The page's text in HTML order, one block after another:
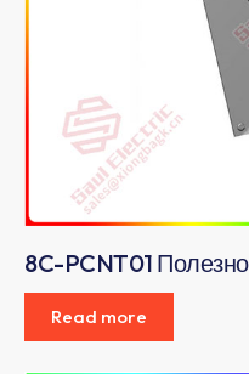
8C-PCNT01
Read more